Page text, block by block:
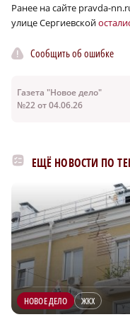
Ранее на сайте pravda-
улице Сергиевской
Сообщить об ошибке
Газета "Новое дело"
№22 от 04.06.26
ЕЩЁ НОВОСТИ ПО
НОВОЕ ДЕЛО ЖКХ